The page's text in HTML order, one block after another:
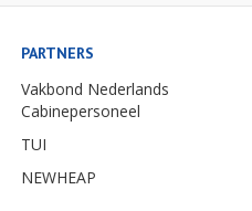
PARTNERS
Vakbond Nederlands
Cabinepersoneel
TUI
NEWHEAP